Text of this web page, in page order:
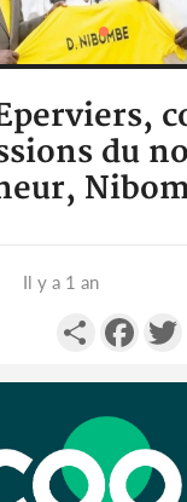
du
Il y a 1 an
Partager